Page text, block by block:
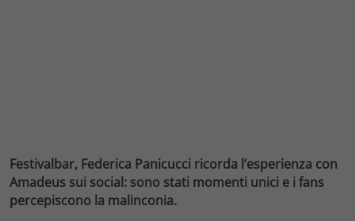
Festivalbar, Federica Panicucci ricorda l’esperienza con
Amadeus sui social: sono stati momenti unici e i fans
percepiscono la malinconia.